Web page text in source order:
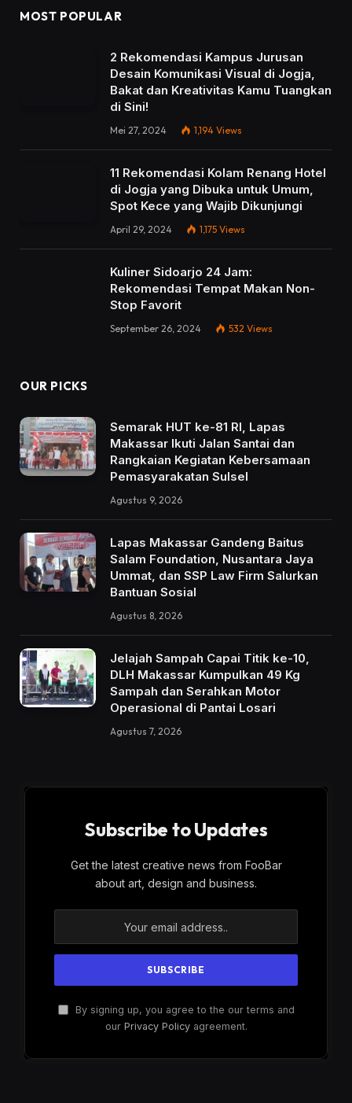
MOST POPULAR
2 Rekomendasi Kampus Jurusan
Desain Komunikasi Visual di Jogja,
Bakat dan Kreativitas Kamu Tuangkan
di Sini!
Mei 27, 2024 1,194 Views
11 Rekomendasi Kolam Renang Hotel
di Jogja yang Dibuka untuk Umum,
Spot Kece yang Wajib Dikunjungi
April 29, 2024 1,175 Views
Kuliner Sidoarjo 24 Jam:
Rekomendasi Tempat Makan Non-
Stop Favorit
September 26, 2024 532 Views
OUR PICKS
Semarak HUT ke-81 RI, Lapas
Makassar Ikuti Jalan Santai dan
Rangkaian Kegiatan Kebersamaan
Pemasyarakatan Sulsel
Agustus 9, 2026
Lapas Makassar Gandeng Baitus
Salam Foundation, Nusantara Jaya
Ummat, dan SSP Law Firm Salurkan
Bantuan Sosial
Agustus 8, 2026
Jelajah Sampah Capai Titik ke-10,
DLH Makassar Kumpulkan 49 Kg
Sampah dan Serahkan Motor
Operasional di Pantai Losari
Agustus 7, 2026
Subscribe to Updates
Get the latest creative news from FooBar
about art, design and business.
By signing up, you agree to the our terms and
our Privacy Policyagreement.